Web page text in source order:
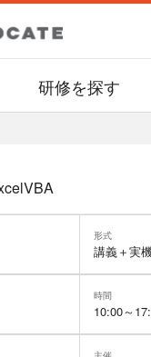
研修を探す
形式
講義＋実
時間
10:00～